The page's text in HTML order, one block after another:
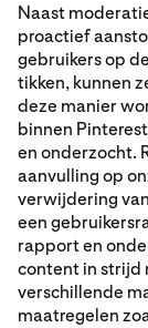
Naast
proactief
gebruikers op
tikken, kunnen
deze manier
binnen
en onderzocht.
aanvulling op
verwijdering
een
rapport en
content in strijd
verschillende
maatregelen